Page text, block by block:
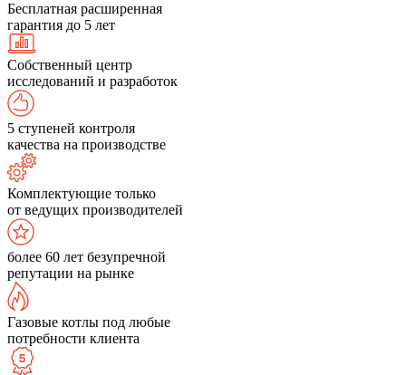
Бесплатная расширенная
гарантия до 5 лет
Собственный центр
исследований и разработок
5 ступеней контроля
качества на производстве
Комплектующие только
от ведущих производителей
более 60 лет безупречной
репутации на рынке
Газовые котлы под любые
потребности клиента